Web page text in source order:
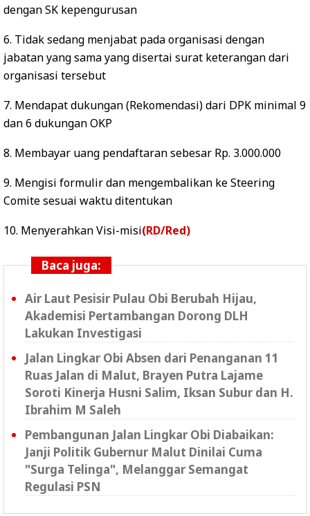
dengan SK kepengurusan
6. Tidak sedang menjabat pada organisasi dengan
jabatan yang sama yang disertai surat keterangan dari
organisasi tersebut
7. Mendapat dukungan (Rekomendasi) dari DPK minimal 9
dan 6 dukungan OKP
8. Membayar uang pendaftaran sebesar Rp. 3.000.000
9. Mengisi formulir dan mengembalikan ke Steering
Comite sesuai waktu ditentukan
10. Menyerahkan Visi-misi(RD/Red)
Baca juga:
Air Laut Pesisir Pulau Obi Berubah Hijau,
Akademisi Pertambangan Dorong DLH
Lakukan Investigasi
Jalan Lingkar Obi Absen dari Penanganan 11
Ruas Jalan di Malut, Brayen Putra Lajame
Soroti Kinerja Husni Salim, Iksan Subur dan H.
Ibrahim M Saleh
Pembangunan Jalan Lingkar Obi Diabaikan:
Janji Politik Gubernur Malut Dinilai Cuma
"Surga Telinga", Melanggar Semangat
Regulasi PSN ‎